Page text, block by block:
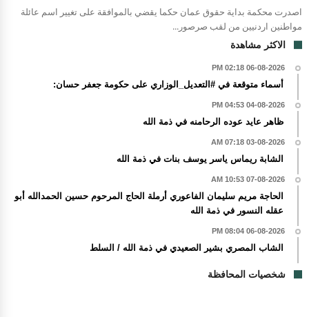
اصدرت محكمة بداية حقوق عمان حكما يقضي بالموافقة على تغيير اسم عائلة
مواطنين اردنيين من لقب صرصور...
الاكثر مشاهدة
06-08-2026 02:18 PM
أسماء متوقعة في #التعديل_الوزاري على حكومة جعفر حسان:
04-08-2026 04:53 PM
ظاهر عايد عوده الرحامنه في ذمة الله
03-08-2026 07:18 AM
الشابة ريماس ياسر يوسف بنات في ذمة الله
07-08-2026 10:53 AM
الحاجة مريم سليمان الفاعوري أرملة الحاج المرحوم حسين الحمدالله أبو
عقله النسور في ذمة الله
06-08-2026 08:04 PM
الشاب المصري بشير الصعيدي في ذمة الله / السلط
شخصيات المحافظة